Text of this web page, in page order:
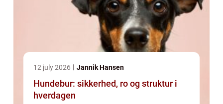
12 july 2026 Jannik Hansen
Hundebur: sikkerhed, ro og struktur i
hverdagen